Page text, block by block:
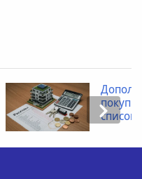
Дополнительные расходы
покупке новостройки:
список